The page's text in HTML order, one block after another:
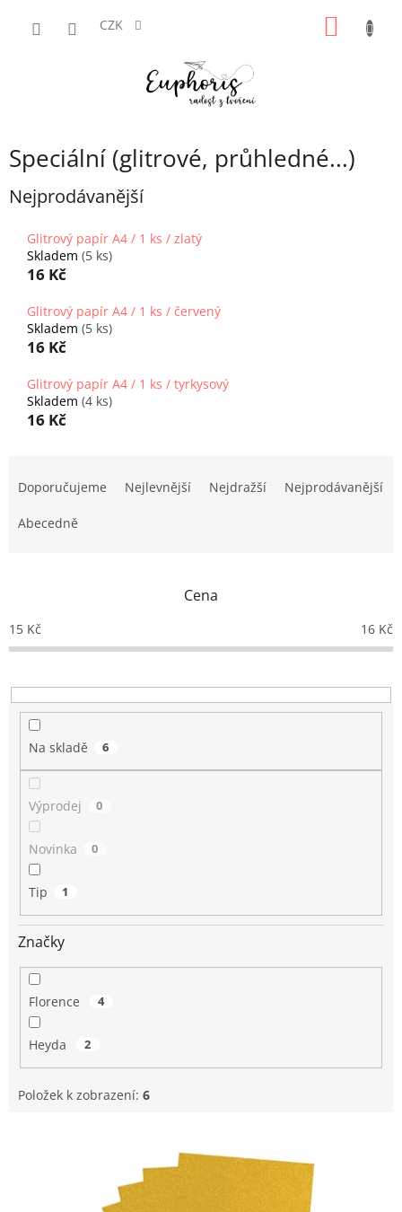
CZK
Speciální (glitrové, průhledné...)
Nejprodávanější
Glitrový papír A4 / 1 ks / zlatý
Skladem (5 ks)
16 Kč
Glitrový papír A4 / 1 ks / červený
Skladem (5 ks)
16 Kč
Glitrový papír A4 / 1 ks / tyrkysový
Skladem (4 ks)
16 Kč
o
d
k
t
Doporučujeme Nejlevnější Nejdražší Nejprodávanější
Abecedně
Cena
15 Kč 16 Kč
Na skladě 6
Výprodej 0
Novinka 0
Tip 1
Značky
Florence 4
Heyda 2
Položek k zobrazení: 6